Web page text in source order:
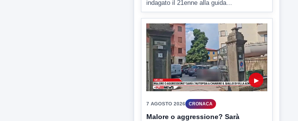
7 AGOSTO 2026 CRONACA
Ponte Valentino,21enne indagato:
ipotesi duplice omicidio stradale
Incidente mortale a Ponte Valentino,
indagato il 21enne alla guida...